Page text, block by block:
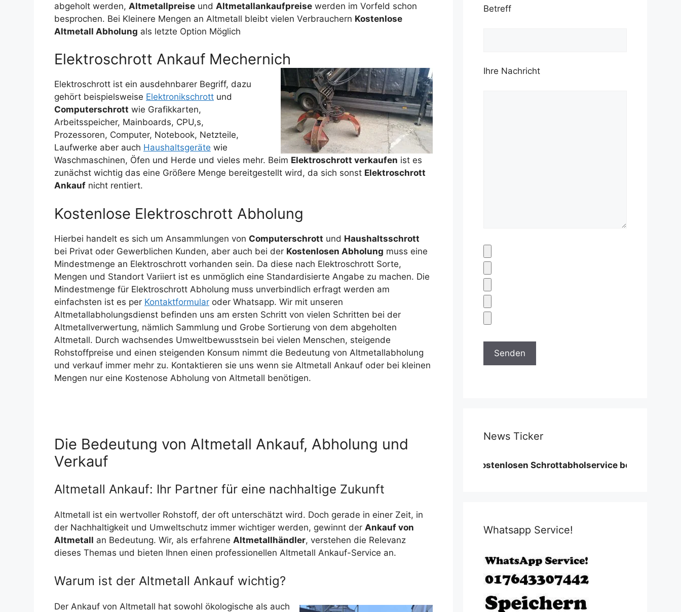
abgeholt werden, Altmetallpreise und Altmetallankaufpreise werden im Vorfeld schon
besprochen. Bei Kleinere Mengen an Altmetall bleibt vielen Verbrauchern Kostenlose
Altmetall Abholung als letzte Option Möglich
Elektroschrott Ankauf Mechernich
Elektroschrott ist ein ausdehnbarer Begriff, dazu
gehört beispielsweise Elektronikschrott und
Computerschrott wie Grafikkarten,
Arbeitsspeicher, Mainboards, CPU,s,
Prozessoren, Computer, Notebook, Netzteile,
Laufwerke aber auch Haushaltsgeräte wie
Waschmaschinen, Öfen und Herde und vieles mehr. Beim Elektroschrott verkaufen ist es
zunächst wichtig das eine Größere Menge bereitgestellt wird, da sich sonst Elektroschrott
Ankauf nicht rentiert.
Kostenlose Elektroschrott Abholung
Hierbei handelt es sich um Ansammlungen von Computerschrott und Haushaltsschrott
bei Privat oder Gewerblichen Kunden, aber auch bei der Kostenlosen Abholung muss eine
Mindestmenge an Elektroschrott vorhanden sein. Da diese nach Elektroschrott Sorte,
Mengen und Standort Variiert ist es unmöglich eine Standardisierte Angabe zu machen. Die
Mindestmenge für Elektroschrott Abholung muss unverbindlich erfragt werden am
einfachsten ist es per Kontaktformular oder Whatsapp. Wir mit unseren
Altmetallabholungsdienst befinden uns am ersten Schritt von vielen Schritten bei der
Altmetallverwertung, nämlich Sammlung und Grobe Sortierung von dem abgeholten
Altmetall. Durch wachsendes Umweltbewusstsein bei vielen Menschen, steigende
Rohstoffpreise und einen steigenden Konsum nimmt die Bedeutung von Altmetallabholung
und verkauf immer mehr zu. Kontaktieren sie uns wenn sie Altmetall Ankauf oder bei kleinen
Mengen nur eine Kostenose Abholung von Altmetall benötigen.
Die Bedeutung von Altmetall Ankauf, Abholung und
Verkauf
Altmetall Ankauf: Ihr Partner für eine nachhaltige Zukunft
Altmetall ist ein wertvoller Rohstoff, der oft unterschätzt wird. Doch gerade in einer Zeit, in
der Nachhaltigkeit und Umweltschutz immer wichtiger werden, gewinnt der Ankauf von
Altmetall an Bedeutung. Wir, als erfahrene Altmetallhändler, verstehen die Relevanz
dieses Themas und bieten Ihnen einen professionellen Altmetall Ankauf-Service an.
Warum ist der Altmetall Ankauf wichtig?
Der Ankauf von Altmetall hat sowohl ökologische als auch
Betreff
Ihre Nachricht
News Ticker
Für unseren Kostenlosen Schrottabholservice benötigen wir eine
Whatsapp Service!